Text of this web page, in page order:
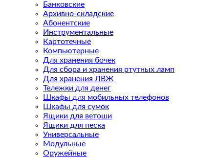
Банковские
Архивно-складские
Абонентские
Инструментальные
Картотечные
Компьютерные
Для хранения бочек
Для сбора и хранения ртутных ламп
Для хранения ЛВЖ
Тележки для денег
Шкафы для мобильных телефонов
Шкафы для сумок
Ящики для ветоши
Ящики для песка
Универсальные
Модульные
Оружейные